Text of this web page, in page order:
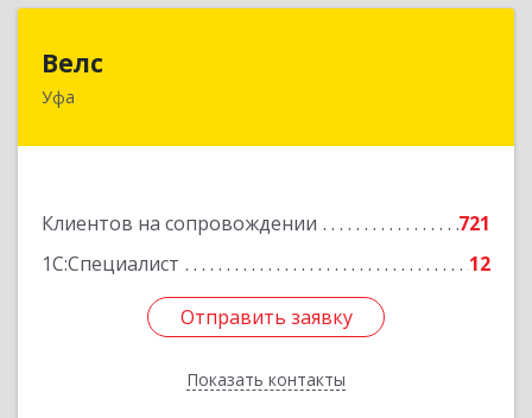
Велс
Уфа
Клиентов на сопровождении
721
1С:Специалист
12
Отправить заявку
Показать контакты
450071, Башкортостан Респ, Уфа г, 50 лет СССР
Отправить заявку
Назад